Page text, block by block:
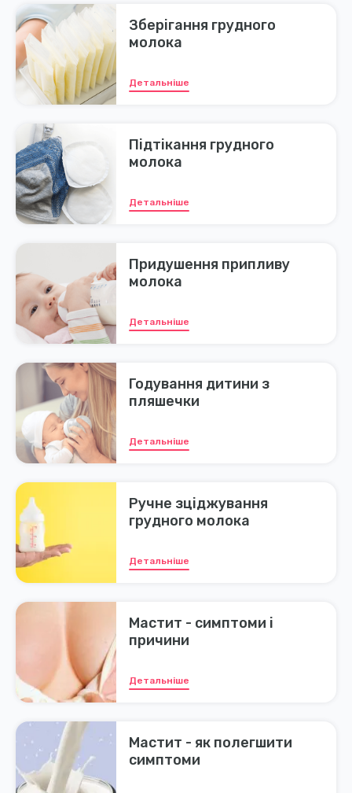
Зберігання грудного
молока
Детальніше
Підтікання грудного
молока
Детальніше
Придушення припливу
молока
Детальніше
Годування дитини з
пляшечки
Детальніше
Ручне зціджування
грудного молока
Детальніше
Мастит - симптоми і
причини
Детальніше
Мастит - як полегшити
симптоми